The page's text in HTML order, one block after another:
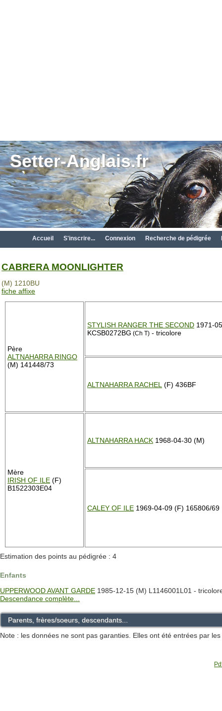
Setter-Anglais.fr
Accueil S'inscrire... Connexion Recherche de pédigrée
CABRERA MOONLIGHTER
(M) 1210BU
fiche affixe
Père
ALTNAHARRA RINGO
(M) 141448/73
STYLISH RANGER THE SECOND 1971-
KCSB0272BG (Ch T) - tricolore
ALTNAHARRA RACHEL (F) 436BF
Mère
IRISH OF ILE (F)
B1522303E04
ALTNAHARRA HACK 1968-04-30 (M)
CALEY OF ILE 1969-04-09 (F) 165806/69
Estimation des points au pédigrée : 4
Enfants
UPPERWOOD AVANT GARDE 1985-12-15 (M) L1146001L01 -
Descendance complète...
Parents, frères/soeurs, descendants...
Note : les données ne sont pas garanties. Elles ont été entrées par